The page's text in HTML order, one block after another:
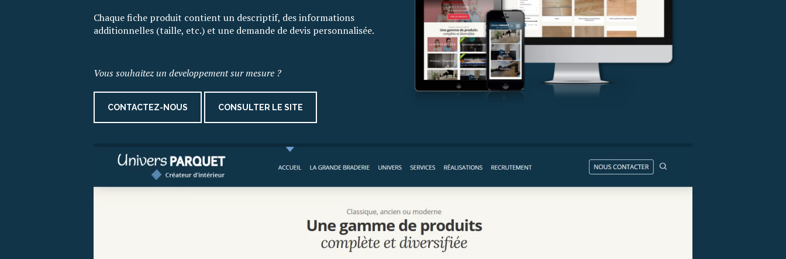
Chaque fiche produit contient un descriptif, des informations
additionnelles (taille, etc.) et une demande de devis personnalisée.
Vous souhaitez un developpement sur mesure ?
CONTACTEZ-NOUS CONSULTER LE SITE